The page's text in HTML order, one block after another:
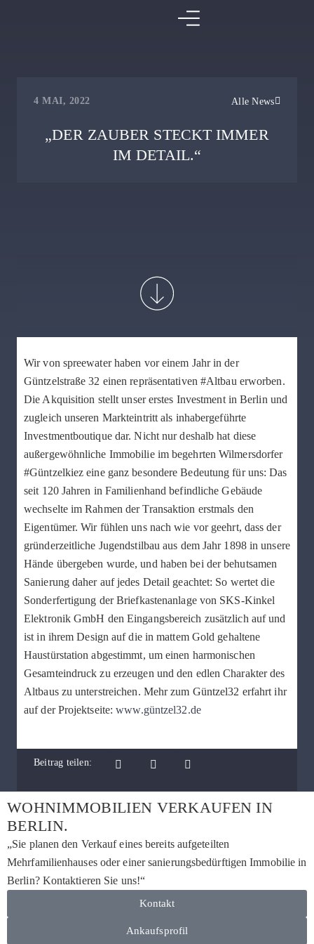
4 MAI, 2022
„DER ZAUBER STECKT IMMER
IM DETAIL.“
Alle News
Wir von spreewater haben vor einem Jahr in der
Güntzelstraße 32 einen repräsentativen #Altbau erworben.
Die Akquisition stellt unser erstes Investment in Berlin und
zugleich unseren Markteintritt als inhabergeführte
Investmentboutique dar. Nicht nur deshalb hat diese
außergewöhnliche Immobilie im begehrten Wilmersdorfer
#Güntzelkiez eine ganz besondere Bedeutung für uns: Das
seit 120 Jahren in Familienhand befindliche Gebäude
wechselte im Rahmen der Transaktion erstmals den
Eigentümer. Wir fühlen uns nach wie vor geehrt, dass der
gründerzeitliche Jugendstilbau aus dem Jahr 1898 in unsere
Hände übergeben wurde, und haben bei der behutsamen
Sanierung daher auf jedes Detail geachtet: So wertet die
Sonderfertigung der Briefkastenanlage von SKS-Kinkel
Elektronik GmbH den Eingangsbereich zusätzlich auf und
ist in ihrem Design auf die in mattem Gold gehaltene
Haustürstation abgestimmt, um einen harmonischen
Gesamteindruck zu erzeugen und den edlen Charakter des
Altbaus zu unterstreichen. Mehr zum Güntzel32 erfahrt ihr
auf der Projektseite:www.güntzel32.de
Beitrag teilen:
WOHNIMMOBILIEN VERKAUFEN IN
BERLIN.
„Sie planen den Verkauf eines bereits aufgeteilten
Mehrfamilienhauses oder einer sanierungsbedürftigen Immobilie in
Berlin? Kontaktieren Sie uns!“
Kontakt
Ankaufsprofil